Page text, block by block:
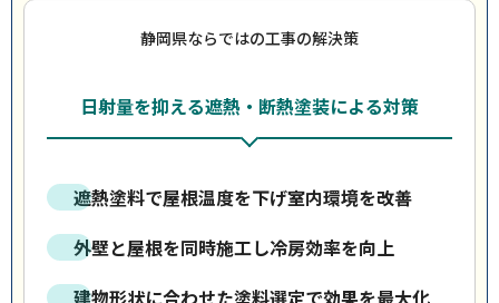
静岡県ならではの工事の解決策
日射量を抑える遮熱・断熱塗装による対策
遮熱塗料で屋根温度を下げ室内環境を改善
外壁と屋根を同時施工し冷房効率を向上
建物形状に合わせた塗料選定で効果を最大化